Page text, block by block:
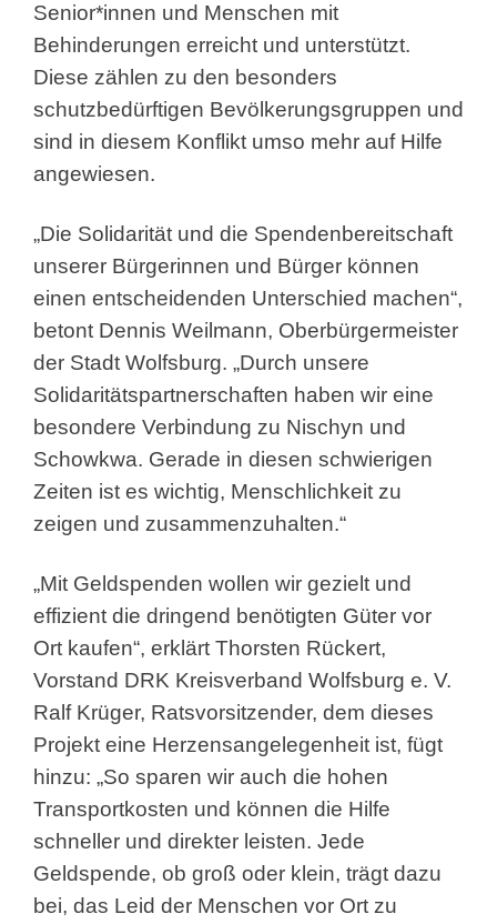
Senior*innen und Menschen mit
Behinderungen erreicht und unterstützt.
Diese zählen zu den besonders
schutzbedürftigen Bevölkerungsgruppen und
sind in diesem Konflikt umso mehr auf Hilfe
angewiesen.
„Die Solidarität und die Spendenbereitschaft
unserer Bürgerinnen und Bürger können
einen entscheidenden Unterschied machen“,
betont Dennis Weilmann, Oberbürgermeister
der Stadt Wolfsburg. „Durch unsere
Solidaritätspartnerschaften haben wir eine
besondere Verbindung zu Nischyn und
Schowkwa. Gerade in diesen schwierigen
Zeiten ist es wichtig, Menschlichkeit zu
zeigen und zusammenzuhalten.“
„Mit Geldspenden wollen wir gezielt und
effizient die dringend benötigten Güter vor
Ort kaufen“, erklärt Thorsten Rückert,
Vorstand DRK Kreisverband Wolfsburg e. V.
Ralf Krüger, Ratsvorsitzender, dem dieses
Projekt eine Herzensangelegenheit ist, fügt
hinzu: „So sparen wir auch die hohen
Transportkosten und können die Hilfe
schneller und direkter leisten. Jede
Geldspende, ob groß oder klein, trägt dazu
bei, das Leid der Menschen vor Ort zu